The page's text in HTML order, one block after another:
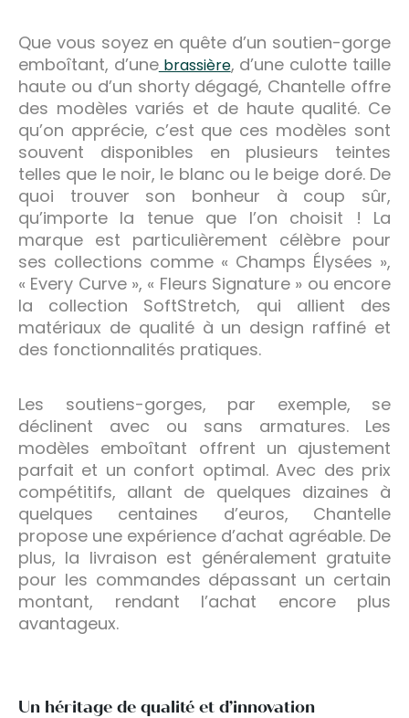
Que vous soyez en quête d’un soutien-gorge
emboîtant, d’unebrassière, d’une culotte taille
haute ou d’un shorty dégagé, Chantelle offre
des modèles variés et de haute qualité. Ce
qu’on apprécie, c’est que ces modèles sont
souvent disponibles en plusieurs teintes
telles que le noir, le blanc ou le beige doré. De
quoi trouver son bonheur à coup sûr,
qu’importe la tenue que l’on choisit ! La
marque est particulièrement célèbre pour
ses collections comme « Champs Élysées »,
« Every Curve », « Fleurs Signature » ou encore
la collection SoftStretch, qui allient des
matériaux de qualité à un design raffiné et
des fonctionnalités pratiques.
Les soutiens-gorges, par exemple, se
déclinent avec ou sans armatures. Les
modèles emboîtant offrent un ajustement
parfait et un confort optimal. Avec des prix
compétitifs, allant de quelques dizaines à
quelques centaines d’euros, Chantelle
propose une expérience d’achat agréable. De
plus, la livraison est généralement gratuite
pour les commandes dépassant un certain
montant, rendant l’achat encore plus
avantageux.
Un héritage de qualité et d’innovation